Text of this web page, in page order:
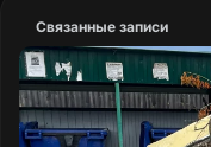
Связанные записи